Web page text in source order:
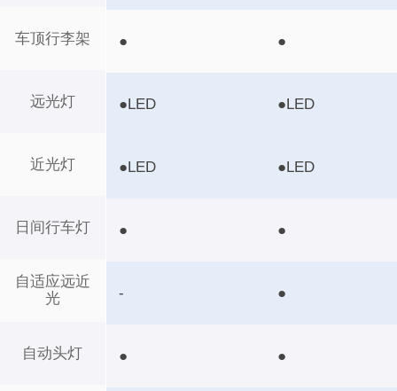
车顶行李架
远光灯
近光灯
日间行车灯
自适应远近
光
自动头灯
● ●
●LED ●LED
●LED ●LED
● ●
- ●
● ●